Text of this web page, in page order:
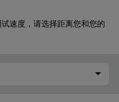
速度，请选择距离您和您的